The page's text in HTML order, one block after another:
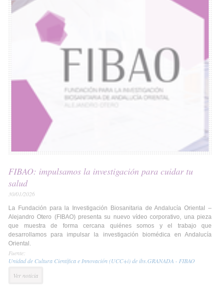
FIBAO: impulsamos la investigación para cuidar tu
salud
30/01/2026
La Fundación para la Investigación Biosanitaria de Andalucía Oriental –
Alejandro Otero (FIBAO) presenta su nuevo vídeo corporativo, una pieza
que muestra de forma cercana quiénes somos y el trabajo que
desarrollamos para impulsar la investigación biomédica en Andalucía
Oriental.
Fuente:
Unidad de Cultura Científica e Innovación (UCC+i) de ibs.GRANADA - FIBAO
Ver noticia